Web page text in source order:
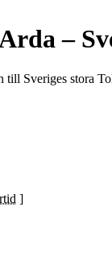
–
till Sveriges stora
]